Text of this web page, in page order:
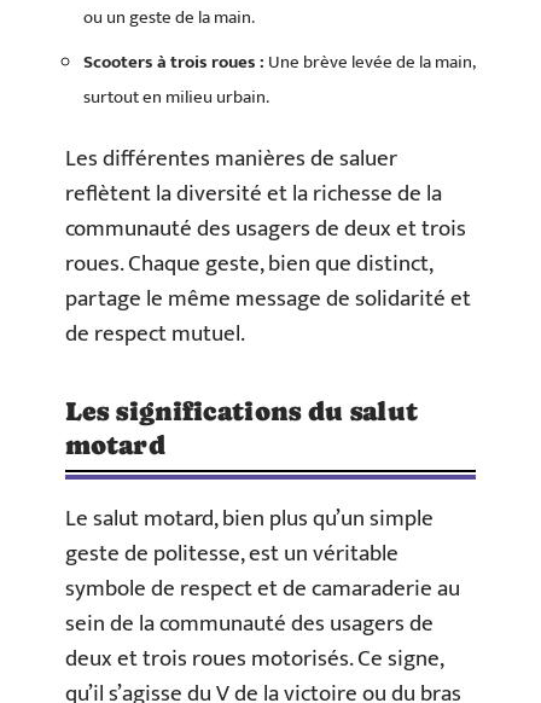
ou un geste de la main.
Scooters à trois roues : Une brève levée de la main,
surtout en milieu urbain.
Les différentes manières de saluer
reflètent la diversité et la richesse de la
communauté des usagers de deux et trois
roues. Chaque geste, bien que distinct,
partage le même message de solidarité et
de respect mutuel.
Les significations du salut
motard
Le salut motard, bien plus qu’un simple
geste de politesse, est un véritable
symbole de respect et de camaraderie au
sein de la communauté des usagers de
deux et trois roues motorisés. Ce signe,
qu’il s’agisse du V de la victoire ou du bras